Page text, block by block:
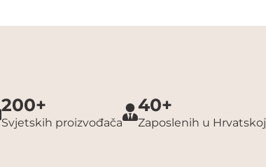
200+
Svjetskih proizvođača
40+
Zaposlenih u Hrvatskoj